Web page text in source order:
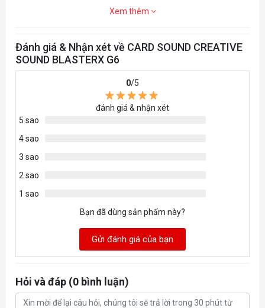
Xem thêm
Đánh giá & Nhận xét về CARD SOUND CREATIVE
SOUND BLASTERX G6
0/5
đánh giá & nhận xét
5 sao
4 sao
3 sao
2 sao
1 sao
Bạn đã dùng sản phẩm này?
Gửi đánh giá của bạn
Hỏi và đáp (0 bình luận)